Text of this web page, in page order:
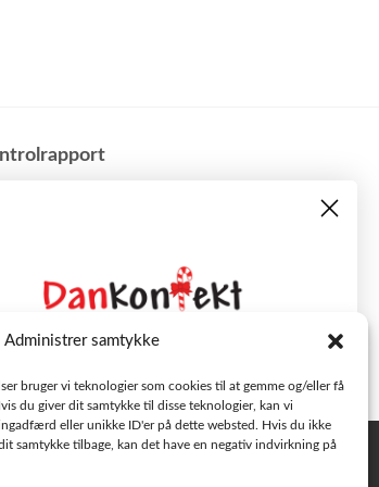
Administrer samtykke
bruger vi teknologier som cookies til at gemme og/eller få
du giver dit samtykke til disse teknologier, kan vi
eller unikke ID'er på dette websted. Hvis du ikke
samtykke tilbage, kan det have en negativ indvirkning på
Privatlivspolitik
tilbudsavisen
Se aktuelle tilbud